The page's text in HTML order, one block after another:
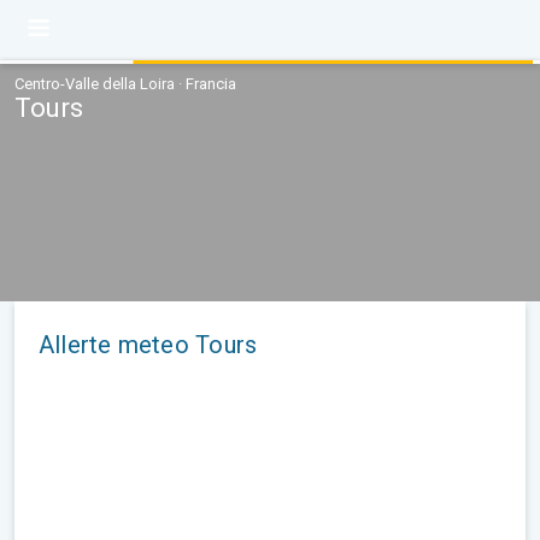
Centro-Valle della Loira · Francia
Tours
Allerte meteo Tours